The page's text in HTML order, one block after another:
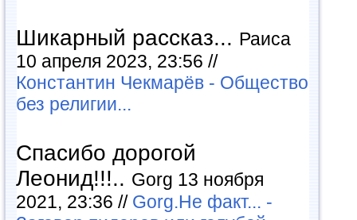
Шикарный рассказ... Раиса
10 апреля 2023, 23:56 //
Константин Чекмарёв - Общество
без религии...
Спасибо дорогой
Леонид!!!.. Gorg 13 ноября
2021, 23:36 // Gorg.Не факт... -